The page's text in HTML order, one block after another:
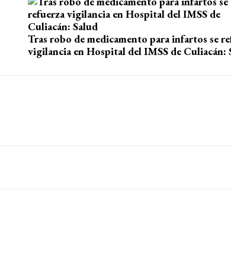
Tras robo de medicamento para infartos se
vigilancia en Hospital del IMSS de Culiacán: